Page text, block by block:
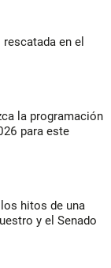
en el
la programación
para este
hitos de una
y el Senado